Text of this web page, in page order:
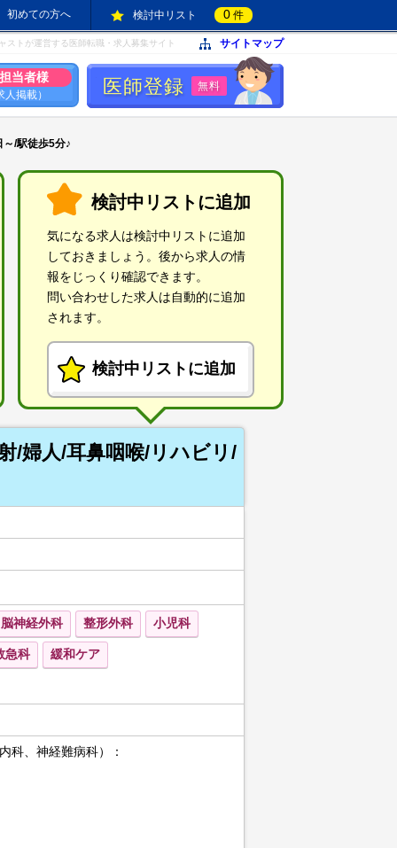
初めての方へ 検討中リスト 0 件
ストが運営する医師転職・求人募集サイト サイトマップ
当者様
掲載） 医師登録 無料
/駅徒歩5分♪
検討中リストに追加
気になる求人は検討中リストに追加
しておきましょう。後から求人の情
報をじっくり確認できます。
問い合わせした求人は自動的に追加
されます。
検討中リストに追加
/婦人/耳鼻咽喉/リハビリ/
脳神経外科 整形外科 小児科
急科 緩和ケア
科、神経難病科）：